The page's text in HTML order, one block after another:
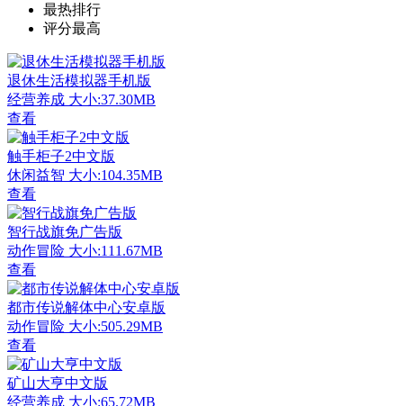
最热排行
评分最高
退休生活模拟器手机版
经营养成 大小:37.30MB
查看
触手柜子2中文版
休闲益智 大小:104.35MB
查看
智行战旗免广告版
动作冒险 大小:111.67MB
查看
都市传说解体中心安卓版
动作冒险 大小:505.29MB
查看
矿山大亨中文版
经营养成 大小:65.72MB